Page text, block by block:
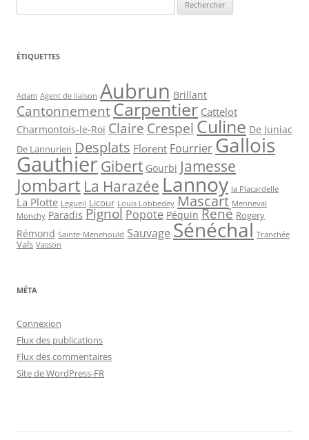
ÉTIQUETTES
Adam Agent de liaison Aubrun Brillant
Cantonnement Carpentier Cattelot
Charmontois-le-Roi Claire Crespel Culine De Juniac
De Lannurien Desplats Florent Fourrier Gallois
GauthierGibert Gourbi Jamesse
Jombart La Harazée Lannoy la Placardelle
La Plotte Legueil Licour Louis Lobbedey Mascart Menneval
Monchy Paradis Pignol Popote Péquin René Rogery
Rémond Sainte-Menehould Sauvage Sénéchal Tranchée
Vals Vasson
MÉTA
Connexion
Flux des publications
Flux des commentaires
Site de WordPress-FR